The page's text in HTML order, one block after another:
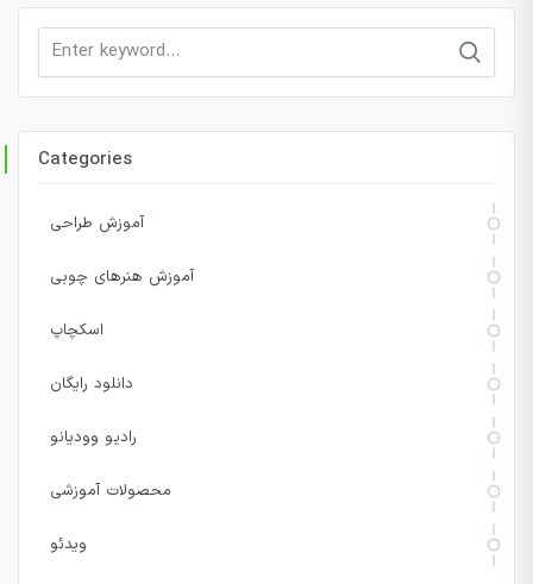
Search
Categories
آموزش طراحی
آموزش هنرهای چوبی
اسکچاپ
دانلود رایگان
رادیو وودیانو
محصولات آموزشی
ویدئو